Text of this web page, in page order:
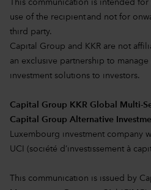
This communication is intended
use of the recipient and not for
third party.
Capital Group and KKR are not
an exclusive partnership to
investment solutions to investors.
Capital Group KKR Global Multi-
Capital Group Alternative
Luxembourg investment company
UCI (société d’investissement à
This communication is issued by